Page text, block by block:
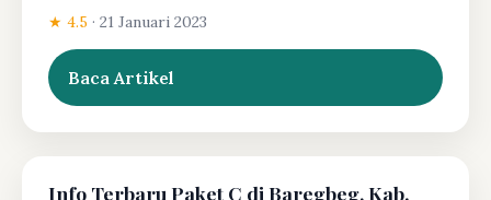
★ 4.5 · 21 Januari 2023
Baca Artikel
Info Terbaru Paket C di Baregbeg, Kab.